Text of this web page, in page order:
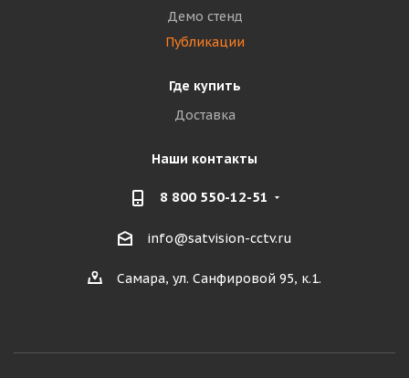
Демо стенд
Публикации
Где купить
Доставка
Наши контакты
8 800 550-12-51
info@satvision-cctv.ru
Самара, ул. Санфировой 95, к.1.